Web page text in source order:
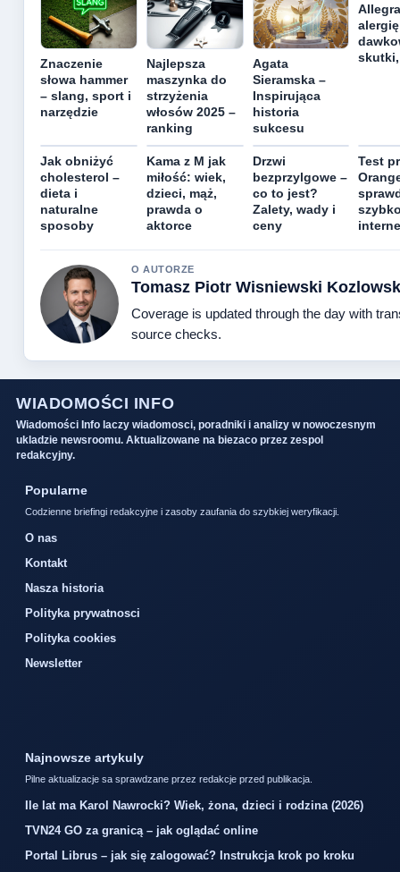
Znaczenie
słowa hammer
– slang, sport i
narzędzie
Najlepsza
maszynka do
strzyżenia
włosów 2025 –
ranking
Agata
Sieramska –
Inspirująca
historia
sukcesu
Jak obniżyć
cholesterol –
dieta i
naturalne
sposoby
Kama z M jak
miłość: wiek,
dzieci, mąż,
prawda o
aktorce
Drzwi
bezprzylgowe –
co to jest?
Zalety, wady i
ceny
Test
O AUTORZE
Tomasz Piotr Wisniewski
Coverage is updated through the day with
source checks.
WIADOMOŚCI INFO
Wiadomości Info laczy wiadomosci, poradniki i analizy w nowoczesnym
ukladzie newsroomu. Aktualizowane na biezaco przez zespol
redakcyjny.
Popularne
Codzienne briefingi redakcyjne i zasoby zaufania do szybkiej weryfikacji.
O nas
Kontakt
Nasza historia
Polityka prywatnosci
Polityka cookies
Newsletter
Najnowsze artykuly
Pilne aktualizacje sa sprawdzane przez redakcje przed publikacja.
Ile lat ma Karol Nawrocki? Wiek, żona, dzieci i rodzina (2026)
TVN24 GO za granicą – jak oglądać online
Portal Librus – jak się zalogować? Instrukcja krok po kroku